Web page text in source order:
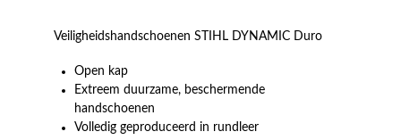
Veiligheidshandschoenen STIHL DYNAMIC Duro
Open kap
Extreem duurzame, beschermende
handschoenen
Volledig geproduceerd in rundleer